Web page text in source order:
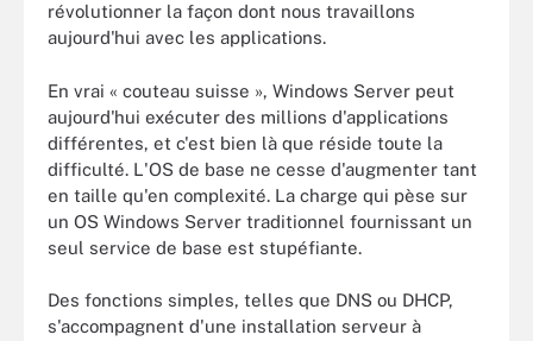
révolutionner la façon dont nous travaillons
aujourd'hui avec les applications.
En vrai « couteau suisse », Windows Server peut
aujourd'hui exécuter des millions d'applications
différentes, et c'est bien là que réside toute la
difficulté. L'OS de base ne cesse d'augmenter tant
en taille qu'en complexité. La charge qui pèse sur
un OS Windows Server traditionnel fournissant un
seul service de base est stupéfiante.
Des fonctions simples, telles que DNS ou DHCP,
s'accompagnent d'une installation serveur à